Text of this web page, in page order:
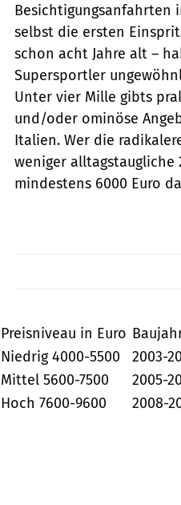
Besichtigungsanfahrten
selbst die ersten
schon acht Jahre alt –
Supersportler
Unter vier Mille gibts
und/oder ominöse
Italien. Wer die
weniger alltagstaugliche
mindestens 6000 Euro
Preisniveau in Euro
Niedrig 4000-5500
2003-
Mittel 5600-7500
2005-
Hoch 7600-9600
2008-